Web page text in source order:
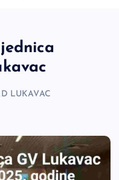
LUKAVAC